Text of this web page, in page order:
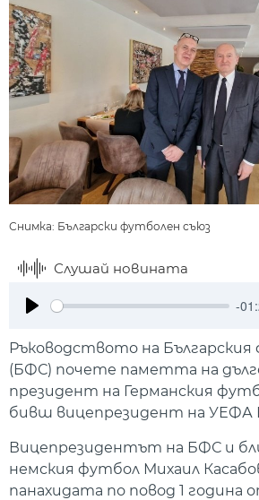
Снимка: Български футболен съюз
Слушай новината
-
Ръководството на Българския
(БФС) почете паметта на
президент на Германския
бивш вицепрезидент на УЕФА
Вицепрезидентът на БФС и
немския футбол Михаил
панахидата по повод 1 година